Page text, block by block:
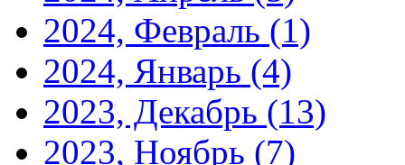
2024, Февраль (1)
2024, Январь (4)
2023, Декабрь (13)
2023, Ноябрь (7)